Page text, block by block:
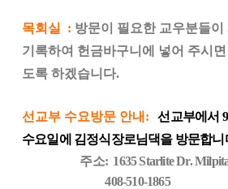
목회실 : 방문이 필요한 교우분들이
기록하여 헌금바구니에 넣어 주시면
도록 하겠습니다.
선교부 수요방문 안내: 선교부에서 9
수요일에 김정식장로님댁을 방문합니
주소: 1635 Starlite Dr.
408-510-1865